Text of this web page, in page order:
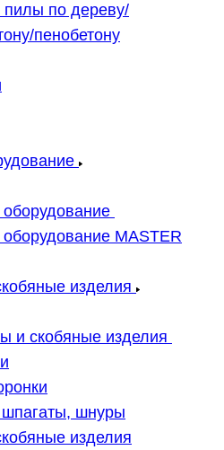
пилы по дереву/
пенобетону
оборудование
оборудование MASTER
изделия
и скобяные изделия
шпагаты, шнуры
изделия